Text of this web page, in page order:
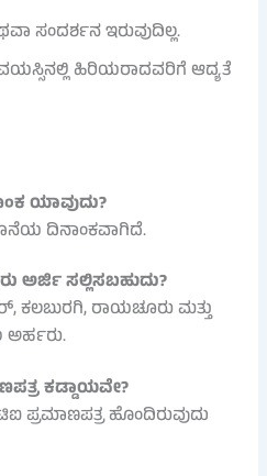
ಸಂದರ್ಶನ ಇರುವುದಿಲ್ಲ.
ಹಿರಿಯರಾದವರಿಗೆ ಆದ್ಯತೆ
ಯಾವುದು?
ದಿನಾಂಕವಾಗಿದೆ.
ಅರ್ಜಿ ಸಲ್ಲಿಸಬಹುದು?
ಕಲಬುರಗಿ, ರಾಯಚೂರು ಮತ್ತು
ಅರ್ಹರು.
ಕಡ್ಡಾಯವೇ?
ಪ್ರಮಾಣಪತ್ರ ಹೊಂದಿರುವುದು